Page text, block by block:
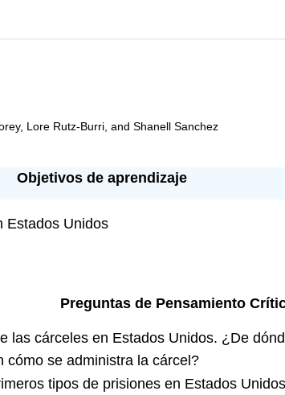
Lore Rutz-Burri, and Shanell Sanchez
Objetivos de aprendizaje
Estados Unidos
Preguntas de Pensamiento
las cárceles en Estados Unidos. ¿De
cómo se administra la cárcel?
tipos de prisiones en Estados